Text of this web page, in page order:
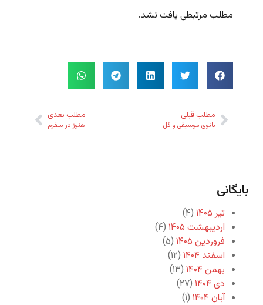
مطلب مرتبطی یافت نشد.
مطلب قبلی
بانوی موسیقی و گل
مطلب بعدی
هنوز در سفرم
بایگانی
تیر ۱۴۰۵
(۴)
اردیبهشت ۱۴۰۵
(۴)
فروردین ۱۴۰۵
(۵)
اسفند ۱۴۰۴
(۱۲)
بهمن ۱۴۰۴
(۱۳)
دی ۱۴۰۴
(۲۷)
آبان ۱۴۰۴
(۱)